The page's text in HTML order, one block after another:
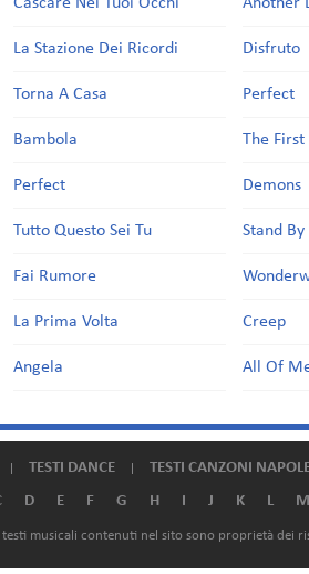
La Stazione Dei Ricordi
Torna A Casa
Bambola
Perfect
Tutto Questo Sei Tu
Fai Rumore
La Prima Volta
Angela
Disfruto
Perfect
The
Demons
Stand
Creep
All Of
TESTI DANCE TESTI CANZONI
D E F G H I J K L M
testi musicali contenuti nel sito sono proprietà dei